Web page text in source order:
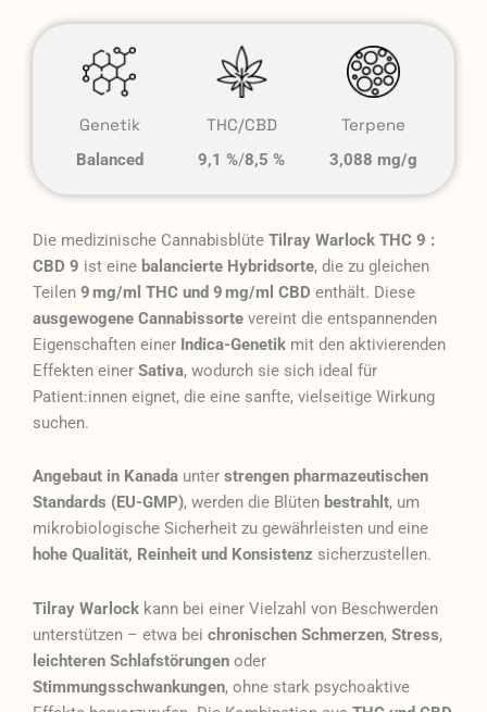
Genetik
Balanced
THC/CBD
9,1 %/8,5 %
Terpene
3,088 mg/g
Die medizinische Cannabisblüte Tilray Warlock THC 9 :
CBD 9 ist eine balancierte Hybridsorte, die zu gleichen
Teilen 9 mg/ml THC und 9 mg/ml CBD enthält. Diese
ausgewogene Cannabissorte vereint die entspannenden
Eigenschaften einer Indica-Genetik mit den aktivierenden
Effekten einer Sativa, wodurch sie sich ideal für
Patient:innen eignet, die eine sanfte, vielseitige Wirkung
suchen.
Angebaut in Kanada unter strengen pharmazeutischen
Standards (EU-GMP), werden die Blüten bestrahlt, um
mikrobiologische Sicherheit zu gewährleisten und eine
hohe Qualität, Reinheit und Konsistenz sicherzustellen.
Tilray Warlock kann bei einer Vielzahl von Beschwerden
unterstützen – etwa bei chronischen Schmerzen, Stress,
leichteren Schlafstörungen oder
Stimmungsschwankungen, ohne stark psychoaktive